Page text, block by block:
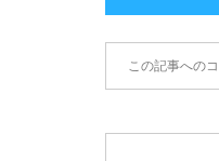
この記事への